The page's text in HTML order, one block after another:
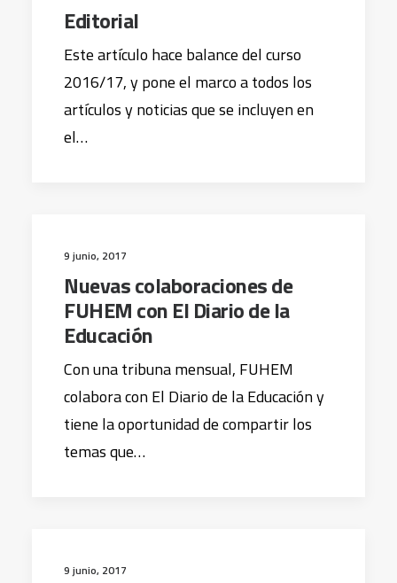
Editorial
Este artículo hace balance del curso
2016/17, y pone el marco a todos los
artículos y noticias que se incluyen en
el…
9 junio, 2017
Nuevas colaboraciones de
FUHEM con El Diario de la
Educación
Con una tribuna mensual, FUHEM
colabora con El Diario de la Educación y
tiene la oportunidad de compartir los
temas que…
9 junio, 2017